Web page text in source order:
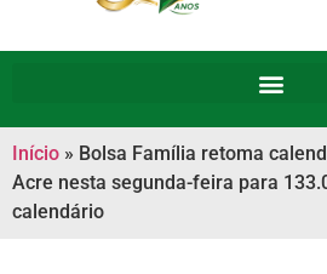
Início » Bolsa Família retoma
Acre nesta segunda-feira para
calendário